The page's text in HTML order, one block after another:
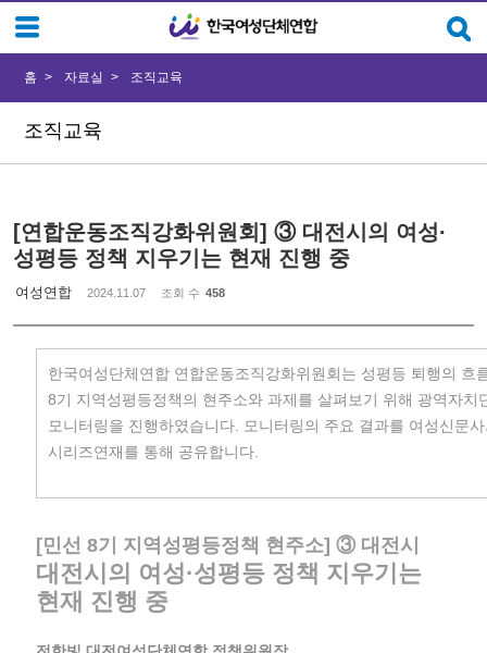
조직교육
홈 자료실 조직교육
[연합운동조직강화위원회] ③ 대전시의 여성·
성평등 정책 지우기는 현재 진행 중
여성연합 2024.11.07 조회 수 458
한국여성단체연합 연합운동조직강화위원회는 성평등 퇴행의 흐
8기 지역성평등정책의 현주소와 과제를 살펴보기 위해 광역자치
모니터링을 진행하였습니다. 모니터링의 주요 결과를 여성신문
시리즈연재를 통해 공유합니다.
[민선 8기 지역성평등정책 현주소] ③ 대전시
대전시의 여성·성평등 정책 지우기는
현재 진행 중